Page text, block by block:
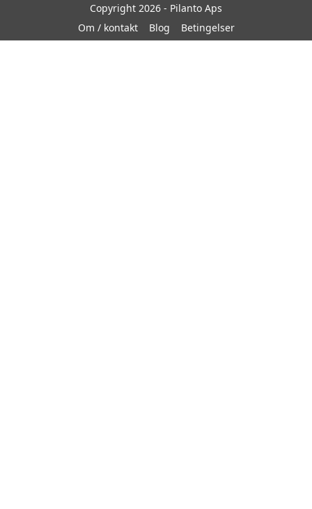
Copyright 2026 - Pilanto Aps
Om / kontakt
Blog Betingelser